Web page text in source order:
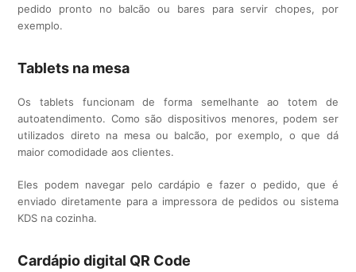
pedido pronto no balcão ou bares para servir chopes, por
exemplo.
Tablets na mesa
Os tablets funcionam de forma semelhante ao totem de
autoatendimento. Como são dispositivos menores, podem ser
utilizados direto na mesa ou balcão, por exemplo, o que dá
maior comodidade aos clientes.
Eles podem navegar pelo cardápio e fazer o pedido, que é
enviado diretamente para a impressora de pedidos ou sistema
KDS na cozinha.
Cardápio digital QR Code